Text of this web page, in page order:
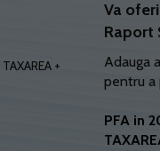
Va
Raport
Adauga
pentru a
PFA in